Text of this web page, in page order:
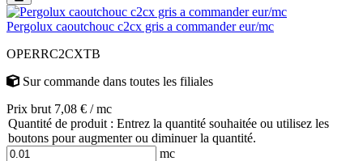
Pergolux caoutchouc c2cx gris a commander eur/mc
OPERRC2CXTB
Sur commande dans toutes les filiales
Prix brut 7,08 € / mc
Quantité de produit : Entrez la quantité souhaitée ou utilisez les
boutons pour augmenter ou diminuer la quantité.
mc